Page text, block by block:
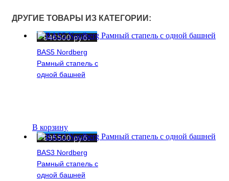
ДРУГИЕ ТОВАРЫ ИЗ КАТЕГОРИИ:
BAS5 Nordberg
Рамный стапель с
одной башней
946500руб.
В корзину
BAS3 Nordberg
Рамный стапель с
одной башней
895500руб.